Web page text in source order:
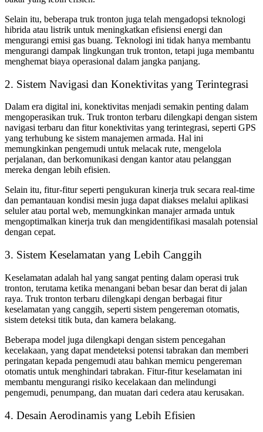
Selain itu, beberapa truk tronton juga telah mengadopsi teknologi
hibrida atau listrik untuk meningkatkan efisiensi energi dan
mengurangi emisi gas buang. Teknologi ini tidak hanya membantu
mengurangi dampak lingkungan truk tronton, tetapi juga membantu
menghemat biaya operasional dalam jangka panjang.
2. Sistem Navigasi dan Konektivitas yang Terintegrasi
Dalam era digital ini, konektivitas menjadi semakin penting dalam
mengoperasikan truk. Truk tronton terbaru dilengkapi dengan sistem
navigasi terbaru dan fitur konektivitas yang terintegrasi, seperti GPS
yang terhubung ke sistem manajemen armada. Hal ini
memungkinkan pengemudi untuk melacak rute, mengelola
perjalanan, dan berkomunikasi dengan kantor atau pelanggan
mereka dengan lebih efisien.
Selain itu, fitur-fitur seperti pengukuran kinerja truk secara real-time
dan pemantauan kondisi mesin juga dapat diakses melalui aplikasi
seluler atau portal web, memungkinkan manajer armada untuk
mengoptimalkan kinerja truk dan mengidentifikasi masalah potensial
dengan cepat.
3. Sistem Keselamatan yang Lebih Canggih
Keselamatan adalah hal yang sangat penting dalam operasi truk
tronton, terutama ketika menangani beban besar dan berat di jalan
raya. Truk tronton terbaru dilengkapi dengan berbagai fitur
keselamatan yang canggih, seperti sistem pengereman otomatis,
sistem deteksi titik buta, dan kamera belakang.
Beberapa model juga dilengkapi dengan sistem pencegahan
kecelakaan, yang dapat mendeteksi potensi tabrakan dan memberi
peringatan kepada pengemudi atau bahkan memicu pengereman
otomatis untuk menghindari tabrakan. Fitur-fitur keselamatan ini
membantu mengurangi risiko kecelakaan dan melindungi
pengemudi, penumpang, dan muatan dari cedera atau kerusakan.
4. Desain Aerodinamis yang Lebih Efisien